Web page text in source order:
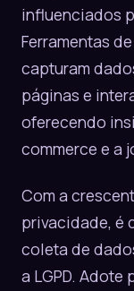
influenciados
Ferramentas
capturam
páginas e
oferecendo
commerce e a
Com a
privacidade, é
coleta de
a LGPD.